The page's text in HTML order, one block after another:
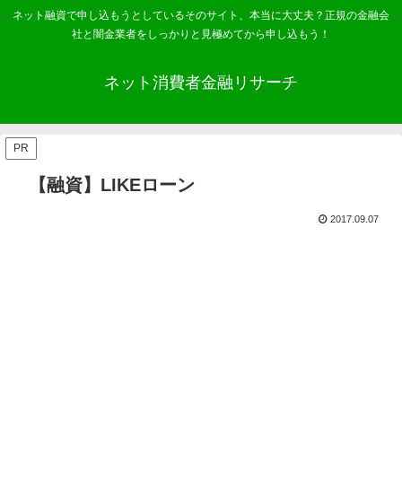
ネット融資で申し込もうとしているそのサイト、本当に大丈夫？正規の金融会
社と闇金業者をしっかりと見極めてから申し込もう！
ネット消費者金融リサーチ
PR
【融資】LIKEローン
2017.09.07